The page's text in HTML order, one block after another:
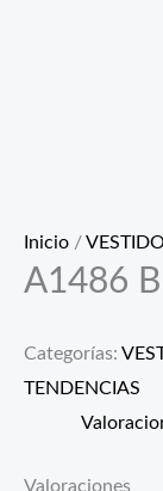
Inicio /
A1486
Categorías:
TENDENCIAS
Valoraciones